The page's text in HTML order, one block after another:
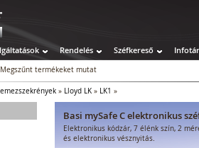
Rendelés Széfkereső Infotár
Megszűnt termékeket mutat
» Lloyd LK » LK1 »
Basi mySafe C elektronikus
Elektronikus kódzár, 7 élénk szín, 2
és elektronikus vésznyitás.